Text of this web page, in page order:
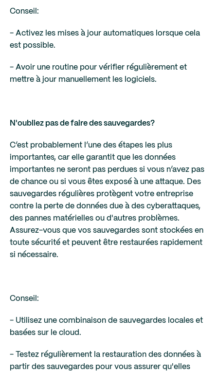
Conseil:
- Activez les mises à jour automatiques lorsque cela
est possible.
- Avoir une routine pour vérifier régulièrement et
mettre à jour manuellement les logiciels.
N'oubliez pas de faire des sauvegardes?
C’est probablement l’une des étapes les plus
importantes, car elle garantit que les données
importantes ne seront pas perdues si vous n’avez pas
de chance ou si vous êtes exposé à une attaque. Des
sauvegardes régulières protègent votre entreprise
contre la perte de données due à des cyberattaques,
des pannes matérielles ou d'autres problèmes.
Assurez-vous que vos sauvegardes sont stockées en
toute sécurité et peuvent être restaurées rapidement
si nécessaire.
Conseil:
- Utilisez une combinaison de sauvegardes locales et
basées sur le cloud.
- Testez régulièrement la restauration des données à
partir des sauvegardes pour vous assurer qu'elles